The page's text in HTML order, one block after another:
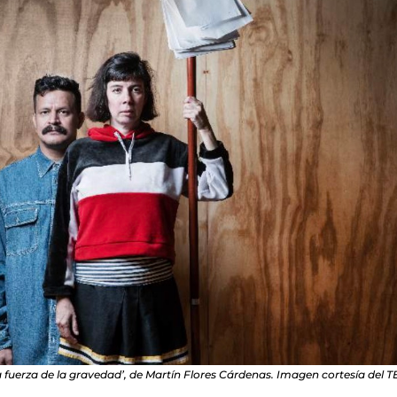
fuerza de la gravedad’, de Martín Flores Cárdenas. Imagen cortesía del